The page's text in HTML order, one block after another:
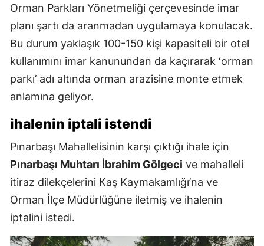
Orman Parkları Yönetmeliği çerçevesinde imar
planı şartı da aranmadan uygulamaya konulacak.
Bu durum yaklaşık 100-150 kişi kapasiteli bir otel
kullanımını imar kanunundan da kaçırarak ‘orman
parkı’ adı altında orman arazisine monte etmek
anlamına geliyor.
ihalenin iptali istendi
Pınarbaşı Mahallelisinin karşı çıktığı ihale için
Pınarbaşı Muhtarı İbrahim Gölgeci ve mahalleli
itiraz dilekçelerini Kaş Kaymakamlığı’na ve
Orman İlçe Müdürlüğüne iletmiş ve ihalenin
iptalini istedi.